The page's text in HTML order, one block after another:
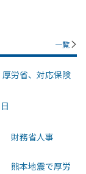
一覧
労省、対応保険
財務省人事
熊本地震で厚労